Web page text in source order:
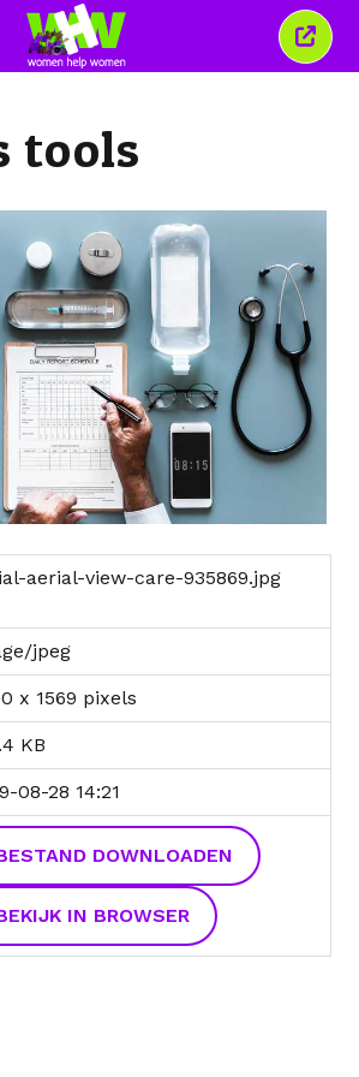
cette
tools
aerial-view-care-935869.jpg
jpeg
x 1569 pixels
KB
08-28 14:21
DOWNLOADEN
IN BROWSER